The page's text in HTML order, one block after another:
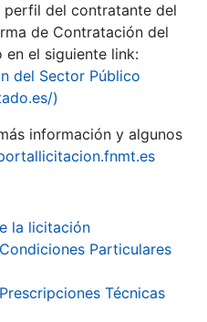
perfil del contratante del
de Contratación del
en el siguiente link:
del Sector Público
)
información y algunos
la licitación
Particulares
Técnicas